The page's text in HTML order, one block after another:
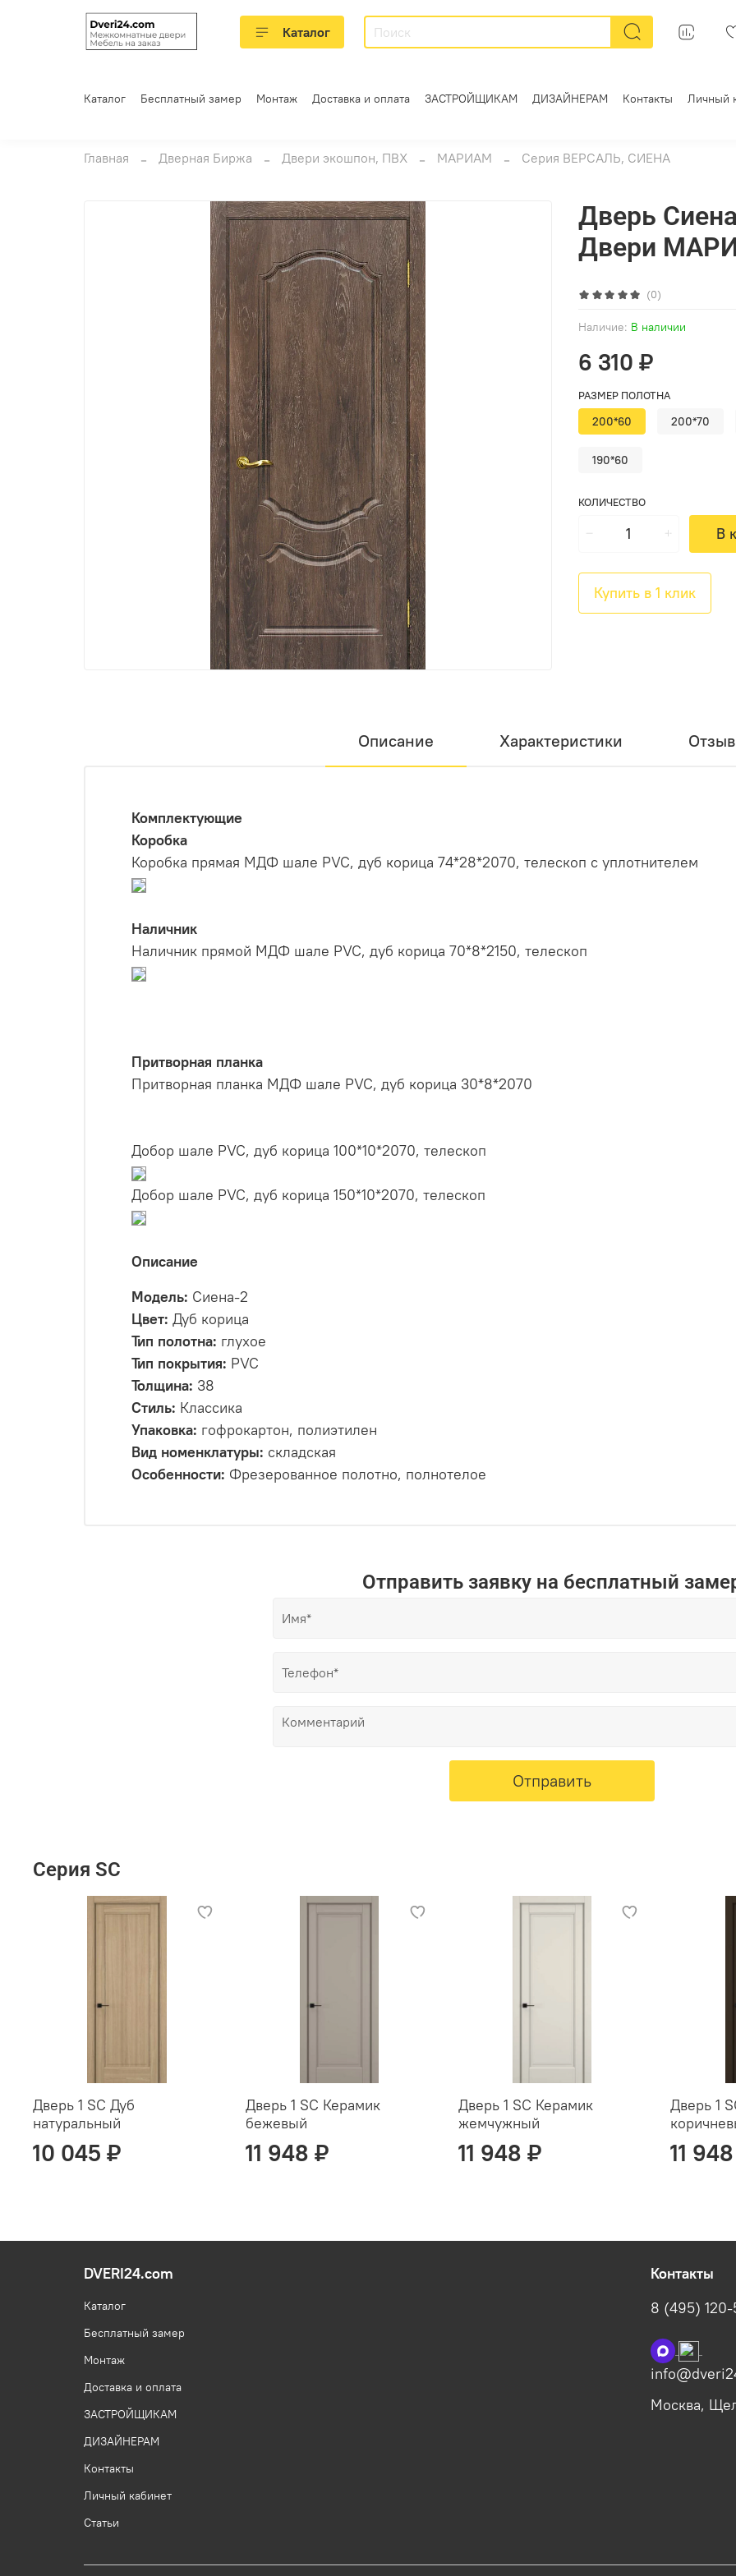
Каталог
Каталог Бесплатный замер Монтаж Доставка и оплата ЗАСТРОЙЩИКАМ ДИЗАЙНЕРАМ Контакты Личный
Главная Дверная Биржа Двери экошпон, ПВХ МАРИАМ Серия ВЕРСАЛЬ, СИЕНА
(0)
Наличие: В наличии
Дверь
Двери
6 310 ₽
КОЛИЧЕСТВО
В
Купить в 1 клик
РАЗМЕР ПОЛОТНА
200*60 200*70
190*60
Описание Характеристики
Комплектующие
Коробка
Коробка прямая МДФ шале PVC, дуб корица 74*28*2070, телескоп с уплотнителем
Наличник
Наличник прямой МДФ шале PVC, дуб корица 70*8*2150, телескоп
Притворная планка
Притворная планка МДФ шале PVC, дуб корица 30*8*2070
Добор шале PVC, дуб корица 100*10*2070, телескоп
Добор шале PVC, дуб корица 150*10*2070, телескоп
Описание
Модель: Сиена-2
Цвет: Дуб корица
Тип полотна: глухое
Тип покрытия: PVC
Толщина: 38
Стиль: Классика
Упаковка: гофрокартон, полиэтилен
Вид номенклатуры: складская
Особенности: Фрезерованное полотно, полнотелое
Отправить заявку на бесплатный
Отправить
Серия SC
Дверь 1 SC Дуб
натуральный
10 045 ₽
Дверь 1 SC Керамик
бежевый
11 948 ₽
Дверь 1 SC Керамик
жемчужный
11 948 ₽
Дверь 1
11
DVERI24.com
Каталог
Бесплатный замер
Монтаж
Доставка и оплата
ЗАСТРОЙЩИКАМ
ДИЗАЙНЕРАМ
Контакты
Личный кабинет
Статьи
Контакты
8 (495)
Москва,